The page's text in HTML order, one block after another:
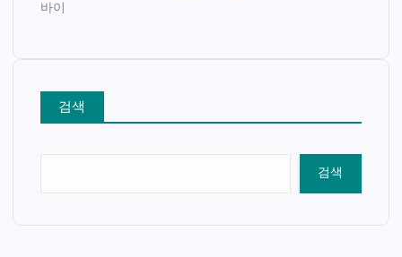
바이
검색
검색